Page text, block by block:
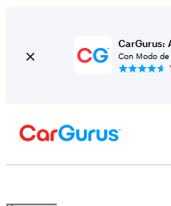
CarGurus:
Con Modo